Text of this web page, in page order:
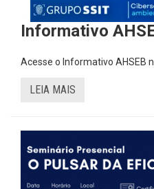
Informativo
Acesse o Informativo AHSEB
LEIA MAIS